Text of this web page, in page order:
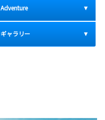
Adventure
ギャラリー